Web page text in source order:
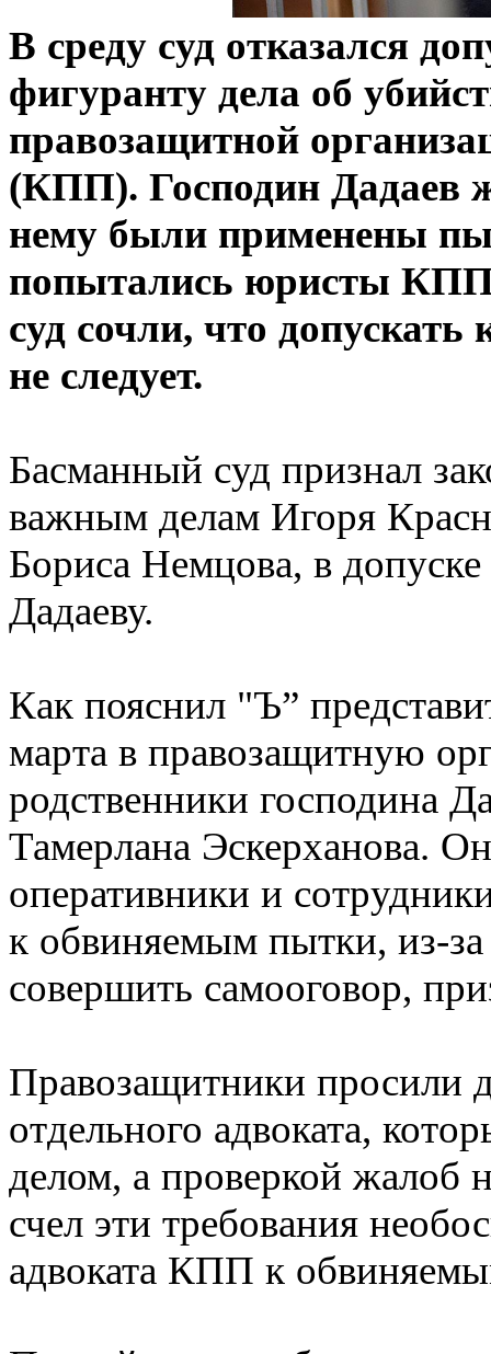
В среду суд отказался
фигуранту дела об
правозащитной
(КПП). Господин Дадаев
нему были применены
попытались юристы КПП,
суд сочли, что
не следует.
Басманный суд признал
важным делам Игоря
Бориса Немцова, в допуске
Дадаеву.
Как пояснил "Ъ”
марта в правозащитную
родственники господина
Тамерлана Эскерханова.
оперативники и
к обвиняемым пытки, из-
совершить самооговор,
Правозащитники просили
отдельного адвоката,
делом, а проверкой жалоб
счел эти требования
адвоката КПП к